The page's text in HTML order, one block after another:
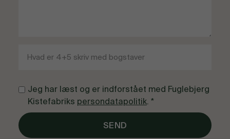
Jeg har læst og er indforstået med Fuglebjerg
Kistefabriks persondatapolitik. *